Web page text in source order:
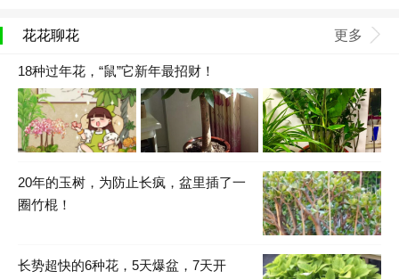
花花聊花 更多
18种过年花，“鼠”它新年最招财！
20年的玉树，为防止长疯，盆里插了一
圈竹棍！
长势超快的6种花，5天爆盆，7天开